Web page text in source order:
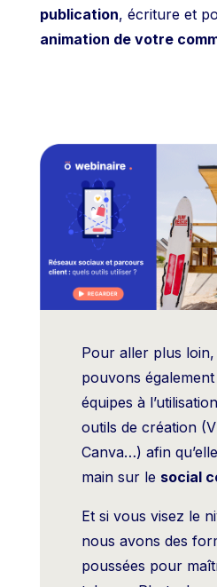
publication, écriture et
animation de votre
Pour aller plus
pouvons
équipes à
outils de création
Canva…) afin
main sur le social
Et si vous visez le
nous avons des
poussées pour